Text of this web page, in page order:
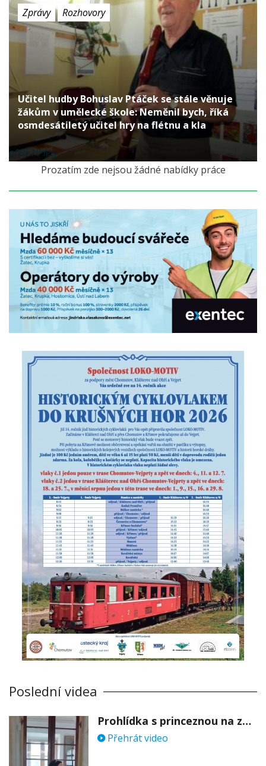
Zprávy Rozhovory
Učitel hudby Bohuslav Ptáček se stále věnuje
žákům v umělecké škole: Neměnil bych, říká
osmdesátiletý učitel hry na flétnu a kla
před 10 lety
Prozatím zde nejsou žádné nabídky práce
Poslední videa
Prohlídka s princeznou na zámku Stekník
Přehrát video